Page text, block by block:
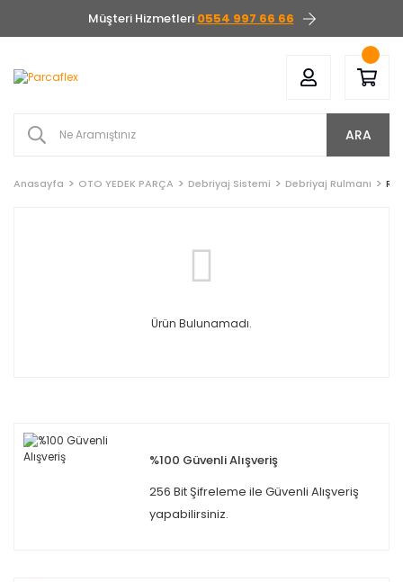
Müşteri Hizmetleri 0554 997 66 66
ARA
Anasayfa OTO YEDEK PARÇA Debriyaj Sistemi Debriyaj Rulmanı
Ürün Bulunamadı.
%100 Güvenli Alışveriş
256 Bit Şifreleme ile Güvenli Alışveriş
yapabilirsiniz.